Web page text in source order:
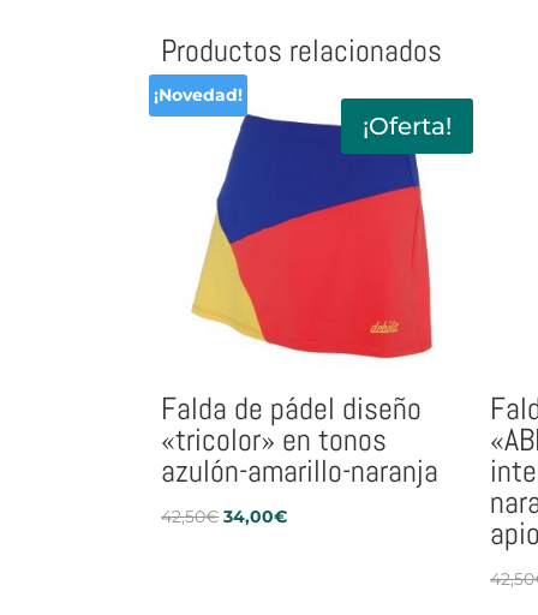
32,90€.26,32€.
Productos relacionados
¡Oferta!
¡Novedad!
Falda de pádel diseño
«tricolor» en tonos
azulón-amarillo-naranja
42,50€El
34,00€El
apio
42,50